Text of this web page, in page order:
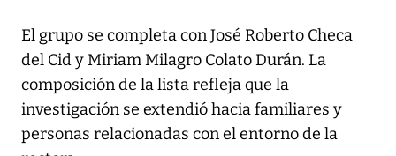
El grupo se completa con José Roberto Checa
del Cid y Miriam Milagro Colato Durán. La
composición de la lista refleja que la
investigación se extendió hacia familiares y
personas relacionadas con el entorno de la